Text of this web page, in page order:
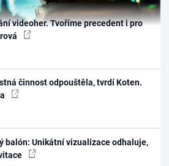
videoher. Tvoříme precedent i pro
činnost odpouštěla, tvrdí Koten.
balón: Unikátní vizualizace odhaluje,